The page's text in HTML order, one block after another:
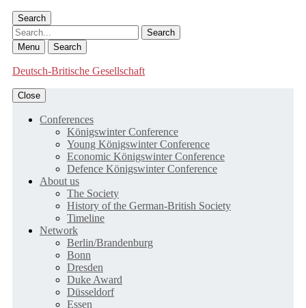
Search
Search
Menu Search
Deutsch-Britische Gesellschaft
Close
Conferences
Königswinter Conference
Young Königswinter Conference
Economic Königswinter Conference
Defence Königswinter Conference
About us
The Society
History of the German-British Society
Timeline
Network
Berlin/Brandenburg
Bonn
Dresden
Duke Award
Düsseldorf
Essen